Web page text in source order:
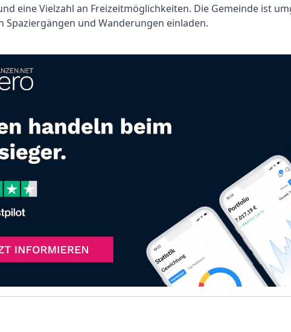
eine Vielzahl an Freizeitmöglichkeiten. Die Gemeinde ist
Spaziergängen und Wanderungen einladen.